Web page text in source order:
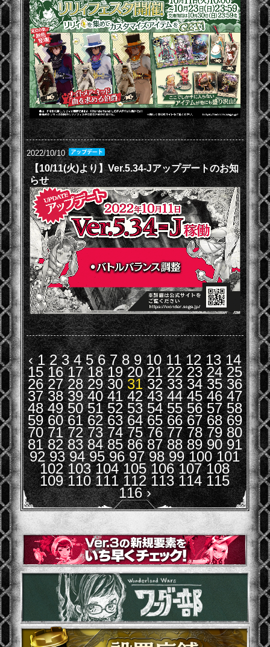
2022/10/10
【10/11(火)より】Ver.5.34-Jアップデートのお知
らせ
‹ 1 2 3 4 5 6 7 8 9 10 11 12 13 14
15 16 17 18 19 20 21 22 23 24 25
26 27 28 29 30 31 32 33 34 35 36
37 38 39 40 41 42 43 44 45 46 47
48 49 50 51 52 53 54 55 56 57 58
59 60 61 62 63 64 65 66 67 68 69
70 71 72 73 74 75 76 77 78 79 80
81 82 83 84 85 86 87 88 89 90 91
92 93 94 95 96 97 98 99 100 101
102 103 104 105 106 107 108
109 110 111 112 113 114 115
116 ›